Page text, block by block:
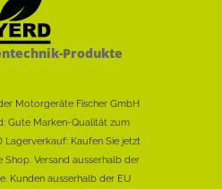
Produkte
Motorgeräte Fischer GmbH
Gute Marken-Qualität zum
Lagerverkauf: Kaufen Sie jetzt
Shop. Versand ausserhalb der
Kunden ausserhalb der EU